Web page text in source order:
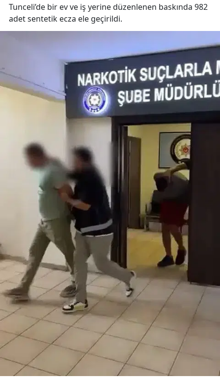
Tunceli’de bir ev ve iş yerine düzenlenen baskında 982
adet sentetik ecza ele geçirildi.